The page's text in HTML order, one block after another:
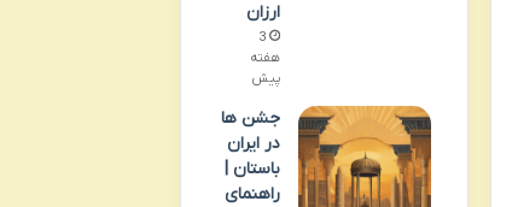
ارزان
3
هفته
پیش
جشن ها
در ایران
باستان |
راهنمای